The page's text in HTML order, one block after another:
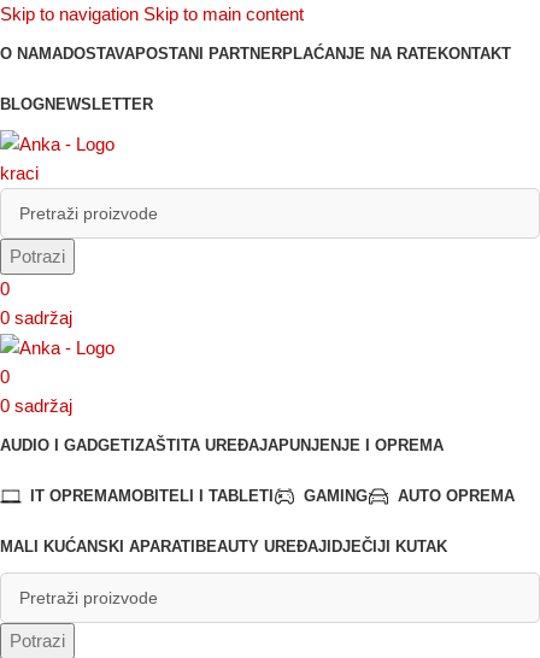
Skip to navigation Skip to main content
O NAMADOSTAVAPOSTANI PARTNERPLAĆANJE NA RATEKONTAKT
BLOGNEWSLETTER
Potrazi
0
0 sadržaj
0
0 sadržaj
AUDIO I GADGETI ZAŠTITA UREĐAJAPUNJENJE I OPREMA
IT OPREMAMOBITELI I TABLETI GAMING AUTO OPREMA
MALI KUĆANSKI APARATI BEAUTY UREĐAJI DJEČIJI KUTAK
Potrazi